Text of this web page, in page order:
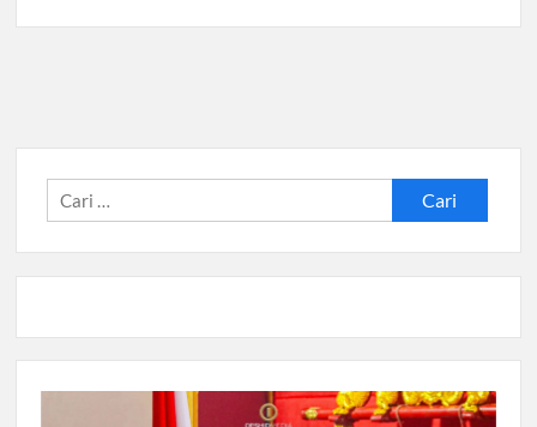
Cari
untuk: